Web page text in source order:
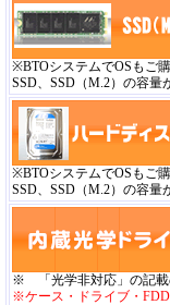
※BTOシステムでOSもご
SSD、SSD（M.2）の容量
※BTOシステムでOSもご
SSD、SSD（M.2）の容量
※ 「光学非対応」の記載
※ケース・ドライブ・FDD